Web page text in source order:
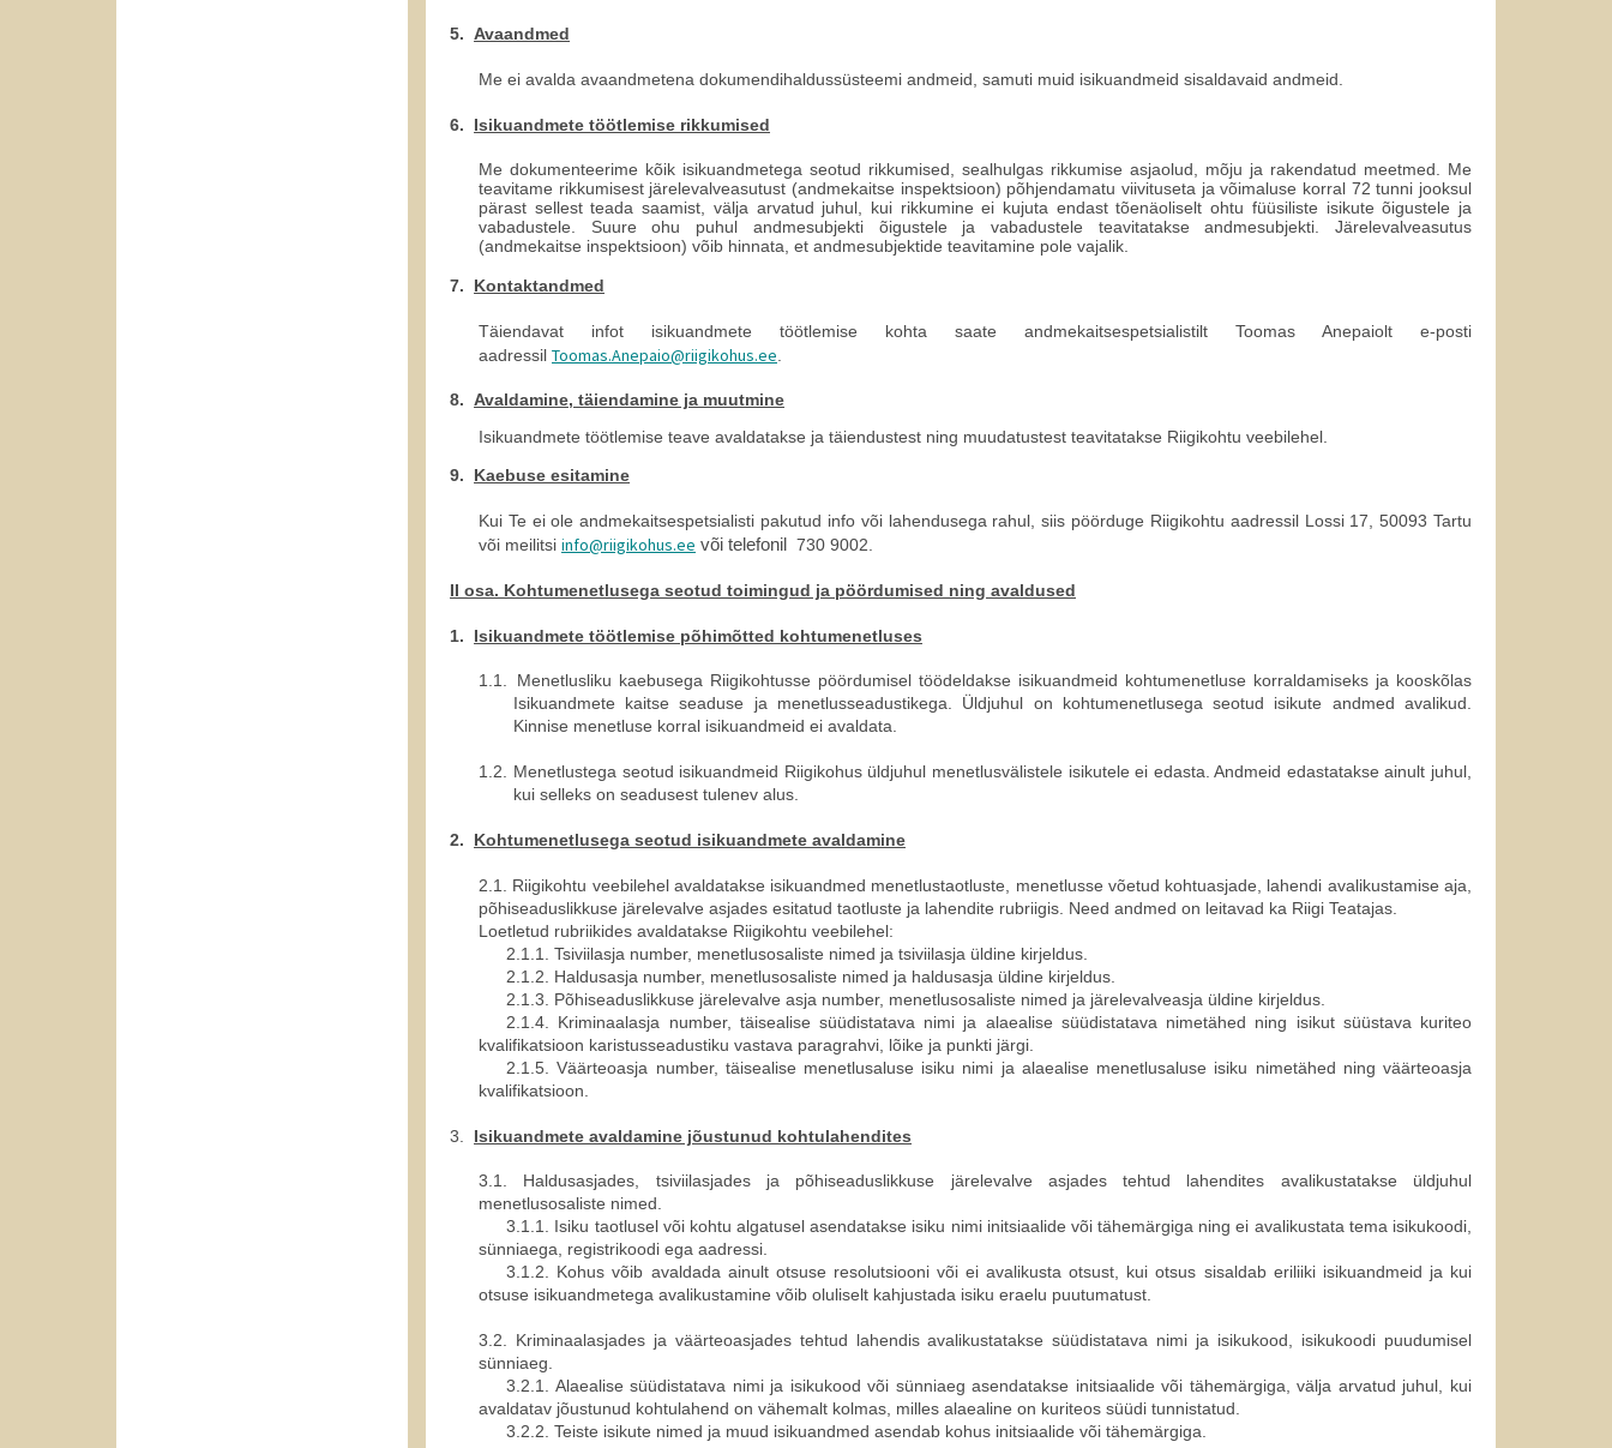
5. Avaandmed
Me ei avalda avaandmetena dokumendihaldussüsteemi andmeid, samuti muid isikuandmeid sisaldavaid andmeid.
6. Isikuandmete töötlemise rikkumised
Me dokumenteerime kõik isikuandmetega seotud rikkumised, sealhulgas rikkumise asjaolud, mõju ja rakendatud meetmed. Me
teavitame rikkumisest järelevalveasutust (andmekaitse inspektsioon) põhjendamatu viivituseta ja võimaluse korral 72 tunni jooksul
pärast sellest teada saamist, välja arvatud juhul, kui rikkumine ei kujuta endast tõenäoliselt ohtu füüsiliste isikute õigustele ja
vabadustele. Suure ohu puhul andmesubjekti õigustele ja vabadustele teavitatakse andmesubjekti. Järelevalveasutus
(andmekaitse inspektsioon) võib hinnata, et andmesubjektide teavitamine pole vajalik.
7. Kontaktandmed
Täiendavat infot isikuandmete töötlemise kohta saate andmekaitsespetsialistilt Toomas Anepaiolt e-posti
aadressil Toomas.Anepaio@riigikohus.ee.
8. Avaldamine, täiendamine ja muutmine
Isikuandmete töötlemise teave avaldatakse ja täiendustest ning muudatustest teavitatakse Riigikohtu veebilehel.
9.
Kaebuse esitamine
Kui Te ei ole andmekaitsespetsialisti pakutud info või lahendusega rahul, siis pöörduge Riigikohtu aadressil Lossi 17, 50093 Tartu
või meilitsi info@riigikohus.ee või telefonil 730 9002.
II osa. Kohtumenetlusega seotud toimingud ja pöördumised ning avaldused
1. Isikuandmete töötlemise põhimõtted kohtumenetluses
1.1.
Menetlusliku kaebusega Riigikohtusse pöördumisel töödeldakse isikuandmeid kohtumenetluse korraldamiseks ja kooskõlas
Isikuandmete kaitse seaduse ja menetlusseadustikega. Üldjuhul on kohtumenetlusega seotud isikute andmed avalikud.
Kinnise menetluse korral isikuandmeid ei avaldata.
1.2. Menetlustega seotud isikuandmeid Riigikohus üldjuhul menetlusvälistele isikutele ei edasta. Andmeid edastatakse ainult juhul,
kui selleks on seadusest tulenev alus.
2. Kohtumenetlusega seotud isikuandmete avaldamine
2.1. Riigikohtu veebilehel avaldatakse isikuandmed menetlustaotluste, menetlusse võetud kohtuasjade, lahendi avalikustamise aja,
põhiseaduslikkuse järelevalve asjades esitatud taotluste ja lahendite rubriigis. Need andmed on leitavad ka Riigi Teatajas.
Loetletud rubriikides avaldatakse Riigikohtu veebilehel:
2.1.1. Tsiviilasja number, menetlusosaliste nimed ja tsiviilasja üldine kirjeldus.
2.1.2. Haldusasja number, menetlusosaliste nimed ja haldusasja üldine kirjeldus.
2.1.3. Põhiseaduslikkuse järelevalve asja number, menetlusosaliste nimed ja järelevalveasja üldine kirjeldus.
2.1.4. Kriminaalasja number, täisealise süüdistatava nimi ja alaealise süüdistatava nimetähed ning isikut süüstava kuriteo
kvalifikatsioon karistusseadustiku vastava paragrahvi, lõike ja punkti järgi.
2.1.5. Väärteoasja number, täisealise menetlusaluse isiku nimi ja alaealise menetlusaluse isiku nimetähed ning väärteoasja
kvalifikatsioon.
3. Isikuandmete avaldamine jõustunud kohtulahendites
3.1. Haldusasjades, tsiviilasjades ja põhiseaduslikkuse järelevalve asjades tehtud lahendites avalikustatakse üldjuhul
menetlusosaliste nimed.
3.1.1. Isiku taotlusel või kohtu algatusel asendatakse isiku nimi initsiaalide või tähemärgiga ning ei avalikustata tema isikukoodi,
sünniaega, registrikoodi ega aadressi.
3.1.2. Kohus võib avaldada ainult otsuse resolutsiooni või ei avalikusta otsust, kui otsus sisaldab eriliiki isikuandmeid ja kui
otsuse isikuandmetega avalikustamine võib oluliselt kahjustada isiku eraelu puutumatust.
3.2. Kriminaalasjades ja väärteoasjades tehtud lahendis avalikustatakse süüdistatava nimi ja isikukood, isikukoodi puudumisel
sünniaeg.
3.2.1. Alaealise süüdistatava nimi ja isikukood või sünniaeg asendatakse initsiaalide või tähemärgiga, välja arvatud juhul, kui
avaldatav jõustunud kohtulahend on vähemalt kolmas, milles alaealine on kuriteos süüdi tunnistatud.
3.2.2. Teiste isikute nimed ja muud isikuandmed asendab kohus initsiaalide või tähemärgiga.